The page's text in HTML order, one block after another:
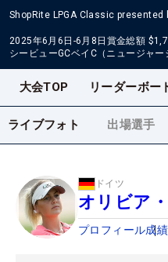
ShopRite LPGA Classic presented
2025年6月6日-6月8日 賞金総額
シービューGCベイC（ニュージャー
大会TOP リーダーボー
ライブフォト 出場選手
ドイツ
オリビア
プロフィール成績